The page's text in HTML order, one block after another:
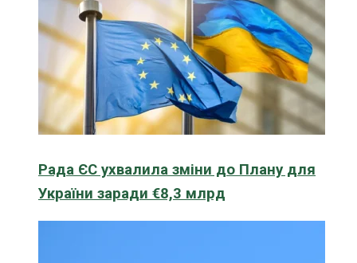
Рада ЄС ухвалила зміни до Плану для
України заради €8,3 млрд